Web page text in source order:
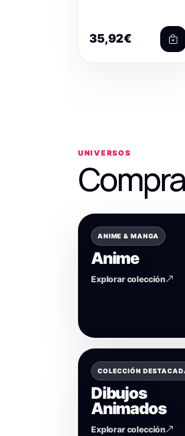
35,92€
UNIVERSOS
ANIME & MANGA
Anime
Explorar colección
COLECCIÓN
Dibujos
Animados
Explorar colección